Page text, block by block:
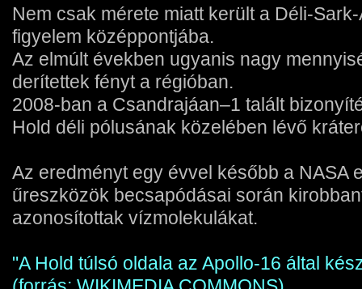
Nem csak mérete miatt került a Déli-
figyelem középpontjába.
Az elmúlt években ugyanis nagy
derítettek fényt a régióban.
2008-ban a Csandrajáan–1 talált
Hold déli pólusának közelében lévő
Az eredményt egy évvel később a NASA
űreszközök becsapódásai során
azonosítottak vízmolekulákat.
"A Hold túlsó oldala az Apollo-16 által